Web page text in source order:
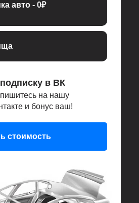
в ВК
на нашу
и бонус ваш!
стоимость
авто - 0₽